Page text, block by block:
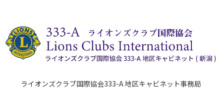
ライオンズクラブ国際協会333-A 地区キャビネット事務局